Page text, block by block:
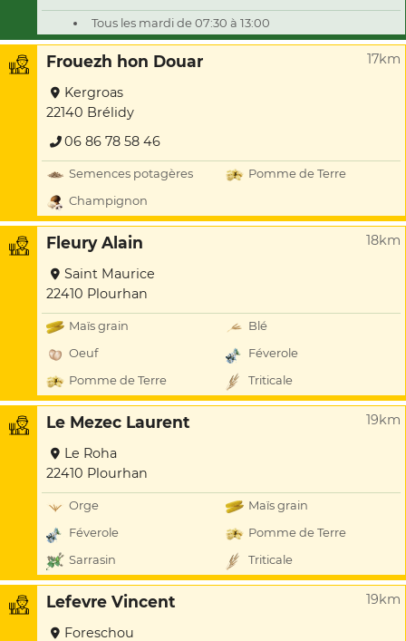
Tous les mardi de 07:30 à 13:00
Frouezh hon Douar 17km
Kergroas
22140 Brélidy
06 86 78 58 46
Semences potagères
Pomme de Terre
Champignon
Fleury Alain 18km
Saint Maurice
22410 Plourhan
Maïs grain
Blé
Oeuf
Féverole
Pomme de Terre
Triticale
Le Mezec Laurent 19km
Le Roha
22410 Plourhan
Orge
Maïs grain
Féverole
Pomme de Terre
Sarrasin
Triticale
Lefevre Vincent 19km
Foreschou